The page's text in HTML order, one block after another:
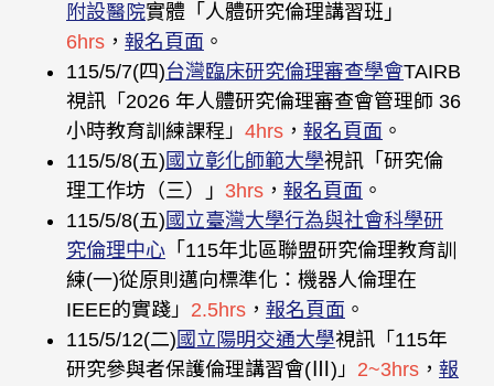
附設醫院實體「人體研究倫理講習班」
6hrs ， 報名頁面 。
115/5/7(四)台灣臨床研究倫理審查學會TAIRB
視訊「2026 年人體研究倫理審查會管理師 36
小時教育訓練課程」 4hrs ， 報名頁面 。
115/5/8(五) 國立彰化師範大學視訊「研究倫
理工作坊（三）」 3hrs ， 報名頁面 。
115/5/8(五) 國立臺灣大學行為與社會科學研
究倫理中心 「115年北區聯盟研究倫理教育訓
練(一)從原則邁向標準化：機器人倫理在
IEEE的實踐」 2.5hrs ， 報名頁面 。
115/5/12(二) 國立陽明交通大學視訊「115年
研究參與者保護倫理講習會(Ⅲ)」 2~3hrs ， 報